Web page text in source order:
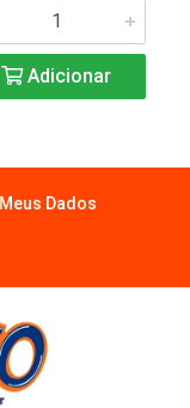
Adicionar
Meus Dados